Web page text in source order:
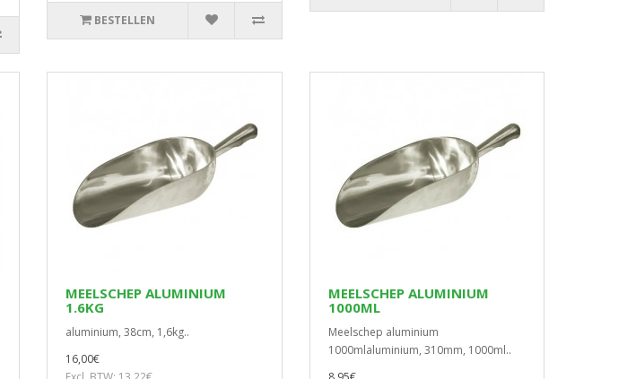
BESTELLEN
MEELSCHEP ALUMINIUM
1.6KG
aluminium, 38cm, 1,6kg..
16,00€
MEELSCHEP ALUMINIUM
1000ML
Meelschep aluminium
1000mlaluminium, 310mm, 1000ml..